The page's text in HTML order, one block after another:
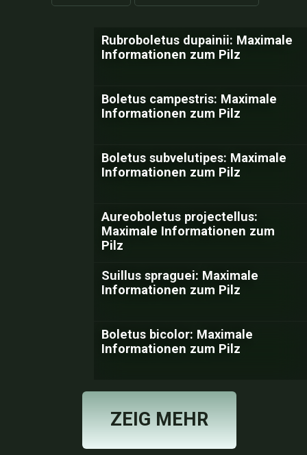
Rubroboletus dupainii: Maximale
Informationen zum Pilz
Boletus campestris: Maximale
Informationen zum Pilz
Boletus subvelutipes: Maximale
Informationen zum Pilz
Aureoboletus projectellus:
Maximale Informationen zum
Pilz
Suillus spraguei: Maximale
Informationen zum Pilz
Boletus bicolor: Maximale
Informationen zum Pilz
ZEIG MEHR